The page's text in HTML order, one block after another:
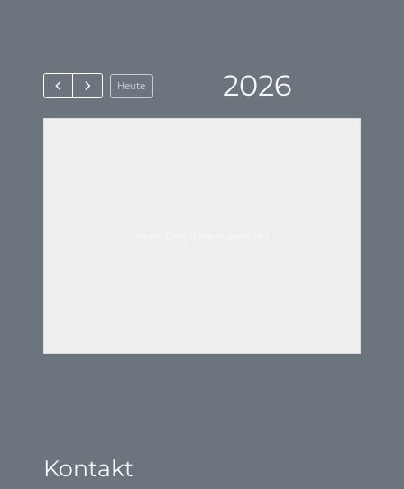
Heute 2026
Kontakt